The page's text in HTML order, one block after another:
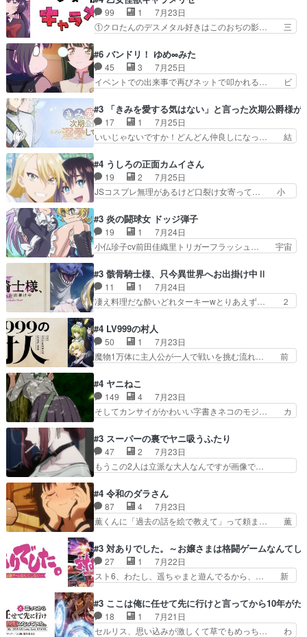
から新たな仲間まで。本作品… 今回エンディング
テーマが流れるのが早い（… この作品の世界に
も、一応デジタルという概…
か、亜也子もまだ9歳なのか‥ときゆき… 「亜也
子のドキドキ・大作戦！・長寿丸を一… 目玉と耳
を相手に言葉で繰り広げる戰もノラ… 時代設定ど
からのいらすとやは草だった。… 今回は亜也子回
でしたね頼もしさと乙女らし… 貞宗、キモいギョ
ロ目としか思ってなかった…
99 1
7月23日
①クロたんのデスメタル好きはこのおぢの影… 三
か好きになれんキャラだなぁ作品もイン… 相変わ
らず生物学者には見えないわね響野君… 正体を知
らないのにどちりも肯定してくれた… 黒絵がハル
ゴンになっても、南を助けて大事… OPにデスボ
心を許す、母の友達である光… 黒絵の可愛さレベ
ルが止まらない。南くんと… 黒絵の母とのやり取
りでエヴァの加持さん思…
#6 バンドリ！ ゆめ∞みた
45 3
7月25日
イベントでの出来事で再びネットで叩かれる… ビ
ラがまじで何がしたいかわからん！先生… 陰キャ
の間合いにスルっと入ってきて相手の… ビオラが
都子さんを籠絡しに来ててやばいぞ… マネージャ
ー現実版初登場！バレーボールに… 藻掻きながら
で相手の緊張を解く相手の共… たまったアニメ
50本だってｗ今日も帰った… マネージャー実在
した大逆風のハズなのに全…
#3 「きみを愛する気はない」と言った次期公爵様が
17 1
7月25日
いいじゃないですか！どんどん仲良しになっ… 結
の恋愛系で1番これが好き。愛する気は… 今晩
は、2130頃からシンデレラガールズ… 公爵の妻
なのに着てる洋服がシンプル。テー… まあ、これ
は見なくていいな。むしろ判断が… 自分でも気づ
ぜかヒロイン化していますデ… 【今夜のアニメA
は…】前向き没落令嬢×こ… 「ぼやっとしてたら
菜園の領地の外まで開墾…
#4 うしろの正面カムイさん
19 2
7月25日
JSコスプレ無理があるけど口裂け女寄って… 小
カちゃんがヤバすぎてボキキしそう(ぇ… 口裂け
女って人を襲うって知らなかった…ポ… そのスタ
イルで小学生ファッションは口裂け… 相変わら
ず、尺の都合なのか原作漫画の細か… 除霊士カム
昭和キッズを恐怖のどん底へ突… 現代で有名な口
裂け女登場！お市ちゃん、ポ… ろくろ首の除霊シ
ーン「悪霊退散」のパチン…
#3 炎の闘球女 ドッジ弾子
19 1
7月24日
小仏珍子cv前田佳織里トリガーフラッシュ… 宇宙
いたぶってるのか！？Cパートで懐か… 普通にド
ッジが激アツ。いや羽仁衣が初めて… 優谷優の声
優に「ちんこ」って言わせてて興… 珍子ちゃ
ん………！！！！？！先週に引き続… これは意図
限ったことでなく、最近のアニ… 東山朱莉
（AkariHIGASHIYAM… こんなに可憐で可愛い泣
き虫メイドが僅か3…
#3 骸骨騎士様、只今異世界へお出掛け中Ⅱ
11 1
7月24日
凄え料理だな酔いどれターキーwとりあえず… ２
いの良いお兄ちゃん！！現場も楽しかっ… 第３話
をｄアニメストアで視聴しました。視… ローデン
王国ホーバン領を訪れたアーク一行… 1期に引き
続き２期にも出演させていただけ… 1期の頃から
題解決特筆する事は無いが、… 今週もありがとう
ございます耳がヒクヒクな… 時計台に登ってるの
見ると挟まれないか心配…
#4 LV999の村人
50 1
7月23日
魔物1万体に主人公が一人で戦いを挑む流れ… 前
を魔物と人間に殺された鏡の生い立ち。… 勇者た
ちを信じてアリスを預ける、鏡を信じ… 勇者パー
ティが仲間になった！？会話が通じ… 鏡の過去、
辛すぎて胸が苦しくなりました…… 最初、勇者パ
コちゃんの性別が間違えられ… 鏡の両親がモンス
ターと人間にそれぞれ命を… 胸が苦しくなるほど
鏡くんの過去がとても残…
#4 ヤニねこ
149 4
7月23日
そしてカンサイがかわいい字書きネコのモジ… カ
は『ちんこ』によってリミッターが外れ… 今回は
汚い要素あまりなく普通にギャグアニ… あとアイ
キャッチが釈迦だったの本当に最高… まー、今回
もコンプライアンス違反にどこま… 達郎のオチに
ニメが好きでも大丈夫だよ」… あんな事こんな事
いっぱいさせられちゃうこ… 妹ネコちゃんのバー
ガーにタバコ入ってるの…
#3 スーパーの裏でヤニ吸うふたり
47 2
7月23日
もうこの2人は立派な大人なんですが画像で…
こ叡智でセクシー！ミストふっかけて嗅ぎ… あい
かわらず山田さんと田山さんが同一人物… 今さら
だけどずとまよのOP合ってるね。首… 佐々木と
田山さんにロマンスの香りが漂って… 佐々木さん
「ただのヤニ仲間」から「ちゃ… 田山から消臭ミ
ストを戴いてお礼返しをして… からかったつもり
なのに、思いもよらない佐…
#4 令和のダラさん
87 4
7月23日
薫くんに「過去の話を絵で教えて」って頼ま… 薫
シリアス展開になるかと思ったら全然そ… 薫が通
うは応神町立応神北小学校一方、日向… 思ったの
と違う刺客出てきたwwただ関西弁… とエピソー
ドの進みにおどろくけど、気持ち… ①作文の定番
れしてきた。ミステリアスな… 弟くんから昔の話
を絵に描いて！と言われた… 神をも恐れぬ姉弟と
ダラさんのコメディかと…
#3 対ありでした。～お嬢さまは格闘ゲームなんてし
27 1
7月22日
スト6、わたし、遥ちゃまと遊んでるから、… 新
ぁ、こんな都合よく格ゲー女子が集まるか… 規律
違反は許さない人かと負けず嫌いの可愛… 何かに
一生懸命になっている女の子はかわい… 先の一件
#3 ここは俺に任せて先に行けと言ってから10年が
18 1
7月21日
セルリス、思い込みが激しくて草でもめっち… わ